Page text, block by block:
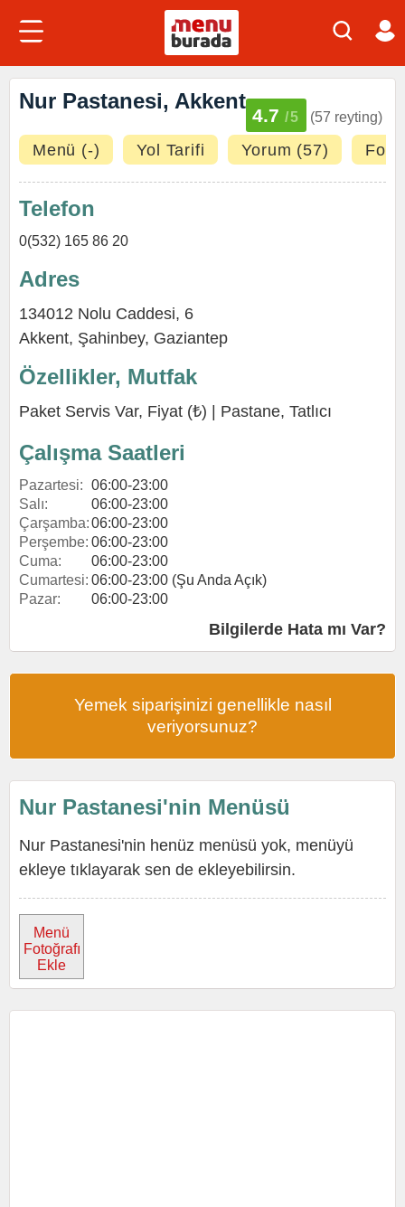
Nur Pastanesi, Akkent
4.7 /5 (57 reyting)
Menü (-) Yol Tarifi Yorum (57)
Telefon
0(532) 165 86 20
Adres
134012 Nolu Caddesi, 6
Akkent, Şahinbey, Gaziantep
Özellikler, Mutfak
Paket Servis Var, Fiyat (₺) | Pastane, Tatlıcı
Çalışma Saatleri
Pazartesi: 06:00-23:00
Salı:
06:00-23:00
Çarşamba:06:00-23:00
Perşembe: 06:00-23:00
Cuma:
06:00-23:00
Cumartesi: 06:00-23:00 (Şu Anda Açık)
Pazar:
06:00-23:00
Bilgilerde Hata mı Var?
Yemek siparişinizi genellikle nasıl
veriyorsunuz?
Nur Pastanesi'nin Menüsü
Nur Pastanesi'nin henüz menüsü yok, menüyü
ekleye tıklayarak sen de ekleyebilirsin.
Menü
Fotoğrafı
Ekle